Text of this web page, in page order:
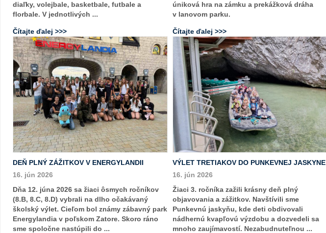
diaľky, volejbale, basketbale, futbale a
florbale. V jednotlivých ...
Čítajte ďalej >>>
úniková hra na zámku a prekážková dráha
v lanovom parku.
Čítajte ďalej >>>
DEŇ PLNÝ ZÁŽITKOV V ENERGYLANDII
16. jún 2026
Dňa 12. júna 2026 sa žiaci ôsmych ročníkov
(8.B, 8.C, 8.D) vybrali na dlho očakávaný
školský výlet. Cieľom bol známy zábavný park
Energylandia v poľskom Zatore. Skoro ráno
sme spoločne nastúpili do ...
VÝLET TRETIAKOV DO PUNKEVNEJ JASKYNE
16. jún 2026
Žiaci 3. ročníka zažili krásny deň plný
objavovania a zážitkov. Navštívili sme
Punkevnú jaskyňu, kde deti obdivovali
nádhernú kvapľovú výzdobu a dozvedeli sa
mnoho zaujímavostí. Nezabudnuteľnou ...